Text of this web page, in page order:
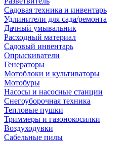
Садовая техника и инвентарь
Удлинители для сада/ремонта
Дачный умывальник
Расходный материал
Садовый инвентарь
Опрыскиватели
Генераторы
Мотоблоки и культиваторы
Мотобуры
Насосы и насосные станции
Снегоуборочная техника
Тепловые пушки
Триммеры и газонокосилки
Воздуходувки
Сабельные пилы